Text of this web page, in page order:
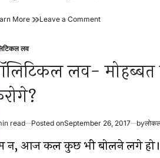
More हैप्पी
काश
ये
महज़
इवेंट
नाम
रह
Leave a Commenton
2018:
काश
के
न
लव
लव- मोहब्बत
read Posted onSeptember 26, 2017 byलोकल
न, आज कल कुछ भी बोलने लगे हो।